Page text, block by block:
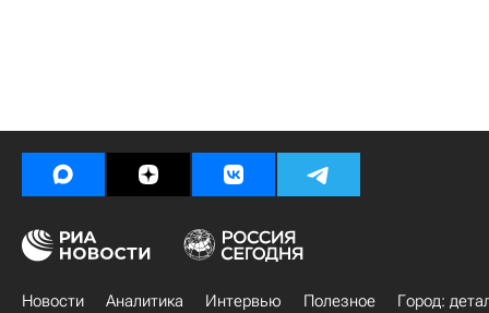
Новости Аналитика Интервью Полезное
Город: